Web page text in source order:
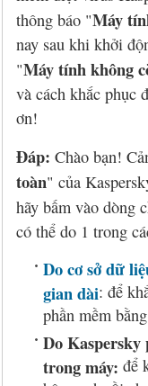
Đặt mua
Liên hệ
Eset NOD32 2027
Panda 2026, 2027
CMC InfoSec
Sucuri Website
Bkav Heartbleed
Cứu dữ liệu bị
Diệt virus mã
Đặt mua Eset
Đặt mua Panda
Đặt mua BullGuard
Đặt mua F-Secure
Đặt mua G DATA
Đặt mua
Đặt mua
Đặt mua Webroot
Chính sách bảo
Thông tin về
thông báo "Máy
nay sau khi khởi
"Máy tính không
và cách khắc phục
ơn!
Đáp: Chào bạn!
toàn" của
hãy bấm vào dòng
có thể do 1 trong
Do cơ sở dữ
gian dài: để
phần mềm
Do Kaspersky
trong máy: để